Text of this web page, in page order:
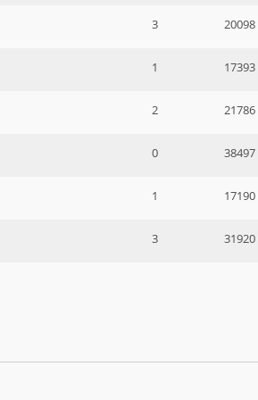
3 20098
1 17393
2 21786
0 38497
1 17190
3 31920